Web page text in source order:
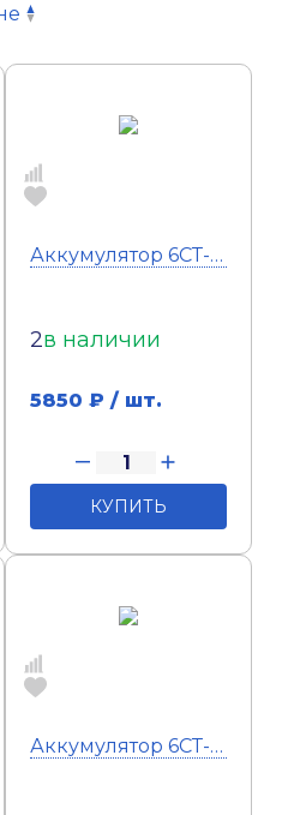
Аккумулятор 6СТ-60 Тюмень Standard (о.п)
2в наличии
5850 ₽ / шт.
КУПИТЬ
Аккумулятор 6СТ-64 Тюмень Premium (п.п.)